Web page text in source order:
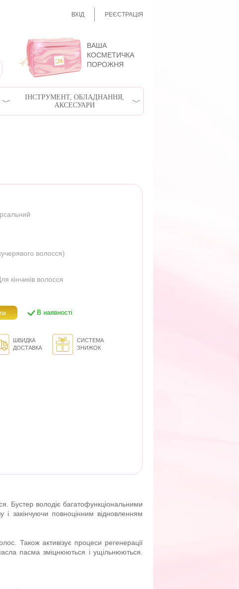
ВХІД РЕЄСТРАЦІЯ
ВАША
КОСМЕТИЧКА
ПОРОЖНЯ
ІНСТРУМЕНТ, ОБЛАДНАННЯ,
АКСЕСУАРИ
волосся)
кінчиків волосся
В наявності
ШВИДКА
ДОСТАВКА
СИСТЕМА
ЗНИЖОК
Бустер володіє багатофункціональними
і закінчуючи повноцінним відновленням
Також активізує процеси регенерації
пасма зміцнюються і ущільнюються.